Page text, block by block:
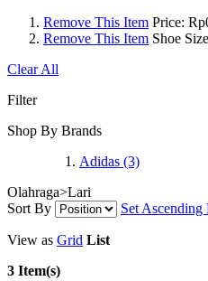
Remove This Item Price:
Remove This Item Shoe
Clear All
Filter
Shop By Brands
Adidas (3)
Olahraga>Lari
Sort By
Set Ascending
View as Grid List
3 Item(s)